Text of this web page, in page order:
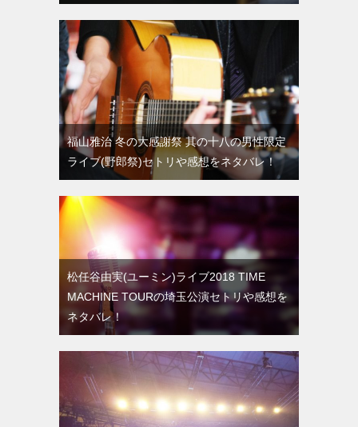
福山雅治 冬の大感謝祭 其の十八の男性限定
ライブ(野郎祭)セトリや感想をネタバレ！
松任谷由実(ユーミン)ライブ2018 TIME
MACHINE TOURの埼玉公演セトリや感想を
ネタバレ！